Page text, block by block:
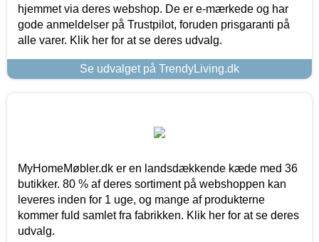
hjemmet via deres webshop. De er e-mærkede og har
gode anmeldelser på Trustpilot, foruden prisgaranti på
alle varer. Klik her for at se deres udvalg.
Se udvalget på TrendyLiving.dk
MyHomeMøbler.dk er en landsdækkende kæde med 36
butikker. 80 % af deres sortiment på webshoppen kan
leveres inden for 1 uge, og mange af produkterne
kommer fuld samlet fra fabrikken. Klik her for at se deres
udvalg.